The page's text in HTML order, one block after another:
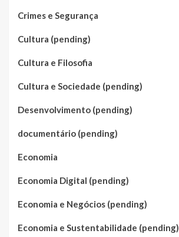
Crimes e Segurança
Cultura (pending)
Cultura e Filosofia
Cultura e Sociedade (pending)
Desenvolvimento (pending)
documentário (pending)
Economia
Economia Digital (pending)
Economia e Negócios (pending)
Economia e Sustentabilidade (pending)